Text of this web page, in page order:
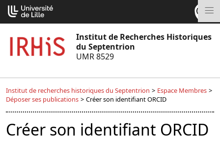
Aller
au
contenu
Institut de Recherches Historiques
du Septentrion
UMR 8529
Institut de recherches historiques du Septentrion > Espace Membres >
Déposer ses publications > Créer son identifiant ORCID
Créer son identifiant ORCID
Cookies management panel